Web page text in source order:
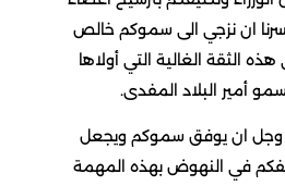
يسرنا ان نزجي الى سموكم خالص
هذه الثقة الغالية التي أولاها
أمير البلاد المفدى.
وجل ان يوفق سموكم ويجعل
في النهوض بهذه المهمة